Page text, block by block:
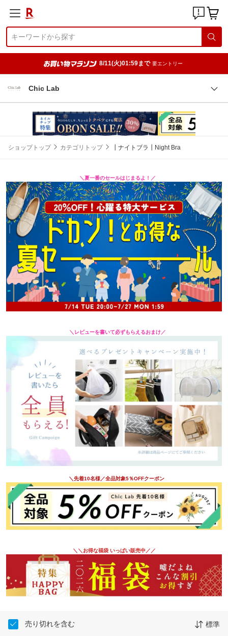
8/11(火)01:59まで 要エントリー
Chic Lab
ショップトップ カテゴリトップ ┃ナイトブラ┃Night Bra
＼夏一番のセールはじまるよ！／
＼レビューを書いて必ずもらえるおまけ／
＼先着10名様／全品対象5％OFFクーポン
＼＼お得な福袋 いっぱい販売中／／
売り切れを含む 標準